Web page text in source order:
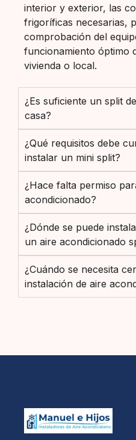
interior y exterior, las
frigoríficas necesarias,
comprobación del
funcionamiento óptimo
vivienda o local.
¿Es suficiente un split
casa?
¿Qué requisitos debe
instalar un mini split?
¿Hace falta permiso
acondicionado?
¿Dónde se puede
un aire acondicionado
¿Cuándo se necesita
instalación de aire